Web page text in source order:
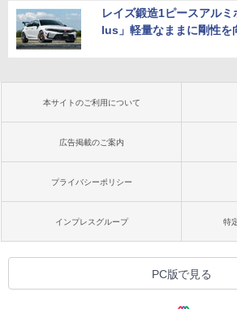
レイズ鍛造1ピースアル
lus」軽量なままに剛性を
本サイトのご利用について
広告掲載のご案内
プライバシーポリシー
インプレスグループ 特
PC版で見る